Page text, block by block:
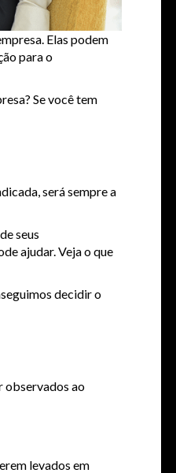
Elas podem
para o
Se você tem
será sempre a
seus
ajudar. Veja o que
decidir o
observados ao
levados em